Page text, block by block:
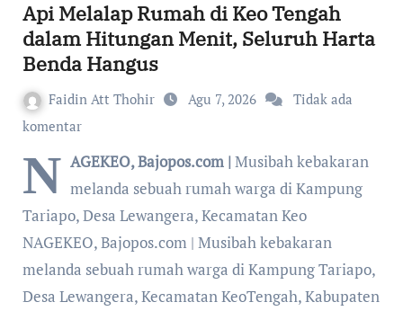
Api Melalap Rumah di Keo Tengah
dalam Hitungan Menit, Seluruh Harta
Benda Hangus
Faidin Att Thohir Agu 7, 2026
Tidak ada
komentar
N AGEKEO, Bajopos.com | Musibah kebakaran
melanda sebuah rumah warga di Kampung
Tariapo, Desa Lewangera, Kecamatan Keo
NAGEKEO, Bajopos.com | Musibah kebakaran
melanda sebuah rumah warga di Kampung Tariapo,
Desa Lewangera, Kecamatan KeoTengah, Kabupaten